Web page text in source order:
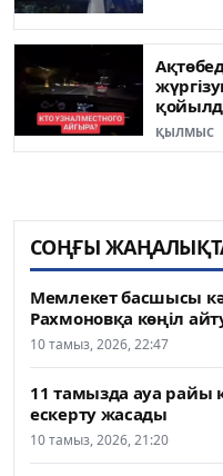
ҚЫЛМЫС
СОҢҒЫ
Мемлекет басшысы
Рахмоновқа көңіл
10 тамыз, 2026, 22:47
11 тамызда ауа райы
ескерту жасады
10 тамыз, 2026, 21:20